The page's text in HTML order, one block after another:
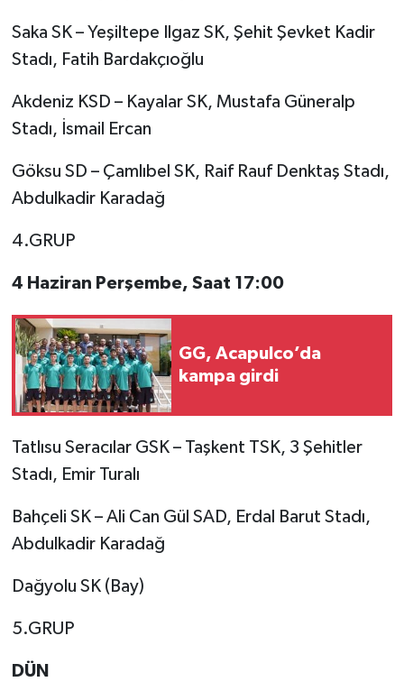
Saka SK – Yeşiltepe Ilgaz SK, Şehit Şevket Kadir
Stadı, Fatih Bardakçıoğlu
Akdeniz KSD – Kayalar SK, Mustafa Güneralp
Stadı, İsmail Ercan
Göksu SD – Çamlıbel SK, Raif Rauf Denktaş Stadı,
Abdulkadir Karadağ
4.GRUP
4 Haziran Perşembe, Saat 17:00
GG, Acapulco’da
kampa girdi
Tatlısu Seracılar GSK – Taşkent TSK, 3 Şehitler
Stadı, Emir Turalı
Bahçeli SK – Ali Can Gül SAD, Erdal Barut Stadı,
Abdulkadir Karadağ
Dağyolu SK (Bay)
5.GRUP
DÜN